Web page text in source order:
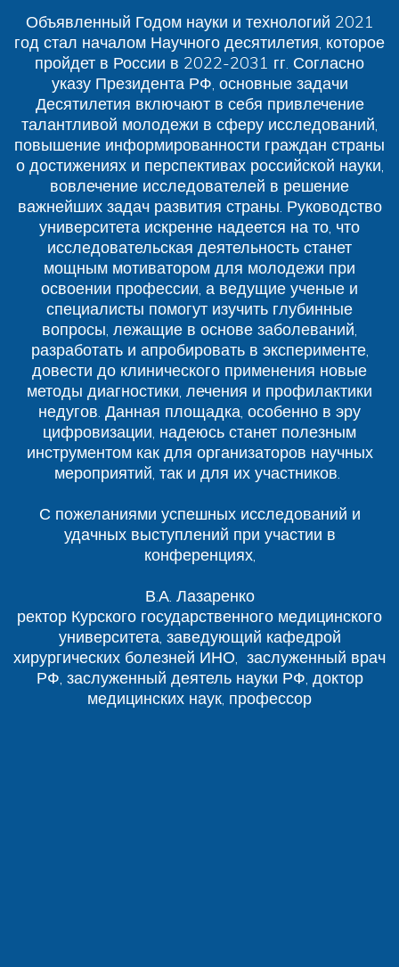
Объявленный Годом науки и технологий 2021
год стал началом Научного десятилетия, которое
пройдет в России в 2022-2031 гг. Согласно
указу Президента РФ, основные задачи
Десятилетия включают в себя привлечение
талантливой молодежи в сферу исследований,
повышение информированности граждан страны
о достижениях и перспективах российской науки,
вовлечение исследователей в решение
важнейших задач развития страны. Руководство
университета искренне надеется на то, что
исследовательская деятельность станет
мощным мотиватором для молодежи при
освоении профессии, а ведущие ученые и
специалисты помогут изучить глубинные
вопросы, лежащие в основе заболеваний,
разработать и апробировать в эксперименте,
довести до клинического применения новые
методы диагностики, лечения и профилактики
недугов. Данная площадка, особенно в эру
цифровизации, надеюсь станет полезным
инструментом как для организаторов научных
мероприятий, так и для их участников.
С пожеланиями успешных исследований и
удачных выступлений при участии в
конференциях,
В.А. Лазаренко
ректор Курского государственного медицинского
университета, заведующий кафедрой
хирургических болезней ИНО, заслуженный врач
РФ, заслуженный деятель науки РФ, доктор
медицинских наук, профессор